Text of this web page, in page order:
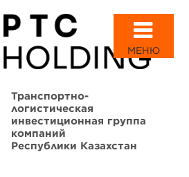
МЕНЮ
Транспортно-
логистическая
инвестиционная группа
компаний
Республики Казахстан